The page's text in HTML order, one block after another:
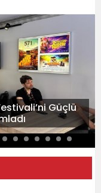
Güçlü